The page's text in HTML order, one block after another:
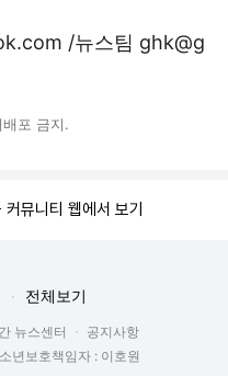
/뉴스팀 ghk@g
포 금지.
뮤니티 웹에서 보기
전체보기
뉴스센터
공지사항
년보호책임자 : 이호원